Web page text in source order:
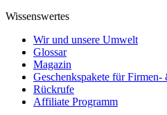
Wissenswertes
Wir und unsere Umwelt
Glossar
Magazin
Geschenkspakete für
Rückrufe
Affiliate Programm